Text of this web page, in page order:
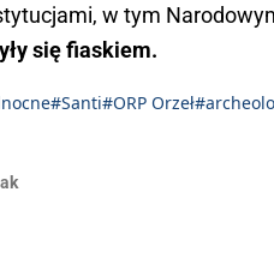
w tym
się fiaskiem.
#Santi#ORP Orzeł